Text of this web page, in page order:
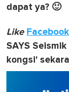
dapat ya? 🙂
Like Facebook
SAYS
kongsi'